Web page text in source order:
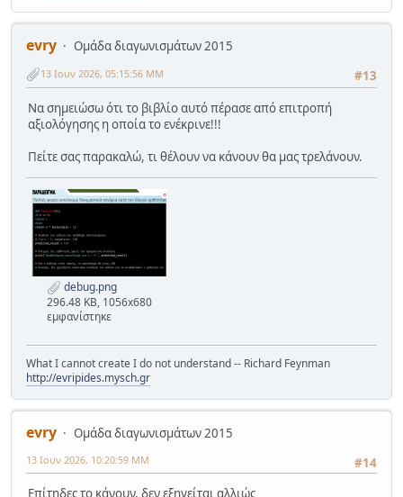
evry
Ομάδα διαγωνισμάτων 2015
#13
13 Ιουν 2026, 05:15:56 ΜΜ
Να σημειώσω ότι το βιβλίο αυτό πέρασε από επιτροπή
αξιολόγησης η οποία το ενέκρινε!!!
Πείτε σας παρακαλώ, τι θέλουν να κάνουν θα μας τρελάνουν.
debug.png
296.48 KB, 1056x680
εμφανίστηκε
What I cannot create I do not understand -- Richard Feynman
http://evripides.mysch.gr
evry
Ομάδα διαγωνισμάτων 2015
#14
13 Ιουν 2026, 10:20:59 ΜΜ